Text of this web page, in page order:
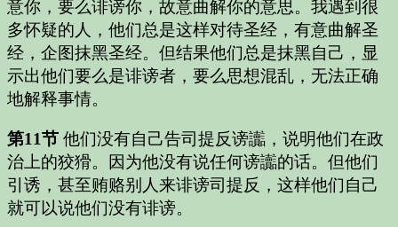
意你，要么诽谤你，故意曲解你的意思。我遇到很
多怀疑的人，他们总是这样对待圣经，有意曲解圣
经，企图抹黑圣经。但结果他们总是抹黑自己，显
示出他们要么是诽谤者，要么思想混乱，无法正确
地解释事情。
第11节 他们没有自己告司提反谤讟，说明他们在政
治上的狡猾。因为他没有说任何谤讟的话。但他们
引诱，甚至贿赂别人来诽谤司提反，这样他们自己
就可以说他们没有诽谤。